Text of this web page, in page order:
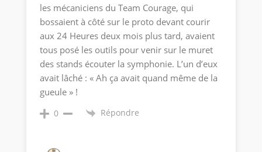
les mécaniciens du Team Courage, qui
bossaient à côté sur le proto devant courir
aux 24 Heures deux mois plus tard, avaient
tous posé les outils pour venir sur le muret
des stands écouter la symphonie. L’un d’eux
avait lâché : « Ah ça avait quand même de la
gueule » !
0 Répondre